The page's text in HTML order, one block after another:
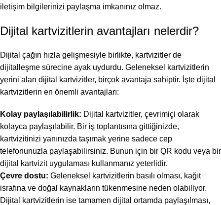
iletişim bilgilerinizi paylaşma imkanınız olmaz.
Dijital kartvizitlerin avantajları nelerdir?
Dijital çağın hızla gelişmesiyle birlikte, kartvizitler de
dijitalleşme sürecine ayak uydurdu. Geleneksel kartvizitlerin
yerini alan dijital kartvizitler, birçok avantaja sahiptir. İşte dijital
kartvizitlerin en önemli avantajları:
Kolay paylaşılabilirlik: Dijital kartvizitler, çevrimiçi olarak
kolayca paylaşılabilir. Bir iş toplantısına gittiğinizde,
kartvizitinizi yanınızda taşımak yerine sadece cep
telefonunuzla paylaşabilirsiniz. Bunun için bir QR kodu veya bir
dijital kartvizit uygulaması kullanmanız yeterlidir.
Çevre dostu: Geleneksel kartvizitlerin basılı olması, kağıt
israfına ve doğal kaynakların tükenmesine neden olabiliyor.
Dijital kartvizitlerin ise tamamen dijital ortamda paylaşılması,